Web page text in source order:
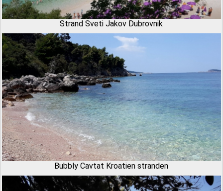
Strand Sveti Jakov Dubrovnik
Bubbly Cavtat Kroatien stranden